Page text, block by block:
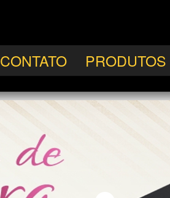
CONTATO PRODUTOS